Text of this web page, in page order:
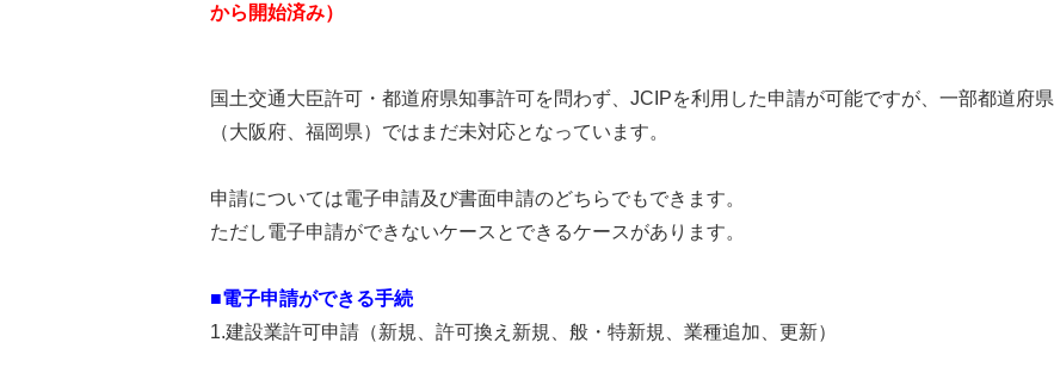
から開始済み）
国土交通大臣許可・都道府県知事許可を問わず、JCIPを利用した申請が可能ですが、一部都道府県
（大阪府、福岡県）ではまだ未対応となっています。
申請については電子申請及び書面申請のどちらでもできます。
ただし電子申請ができないケースとできるケースがあります。
■電子申請ができる手続
1.建設業許可申請（新規、許可換え新規、般・特新規、業種追加、更新）